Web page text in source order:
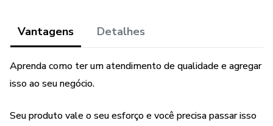
Vantagens Detalhes
Aprenda como ter um atendimento de qualidade e agregar
isso ao seu negócio.
Seu produto vale o seu esforço e você precisa passar isso